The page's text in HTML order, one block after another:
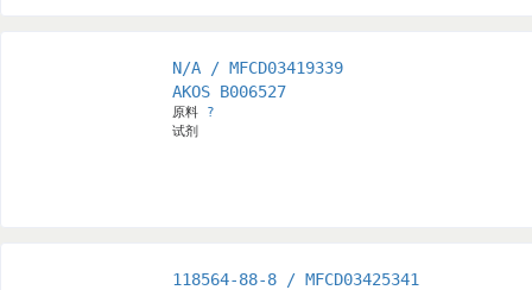
N/A / MFCD03419339
AKOS B006527
原料 ?
试剂
118564-88-8 / MFCD03425341